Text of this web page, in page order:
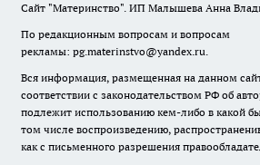
Сайт "Материнство". ИП Малышева Анна
По редакционным вопросам и вопросам
рекламы: pg.materinstvo@yandex.ru.
Вся информация, размещенная на данном
соответствии с законодательством РФ об
подлежит использованию кем-либо в какой
том числе воспроизведению,
как с письменного разрешения